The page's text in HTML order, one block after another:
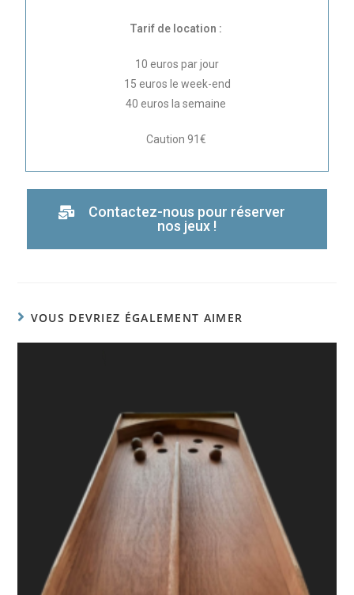
Tarif de location :
10 euros par jour
15 euros le week-end
40 euros la semaine
Caution 91€
Contactez-nous pour réserver
nos jeux !
VOUS DEVRIEZ ÉGALEMENT AIMER